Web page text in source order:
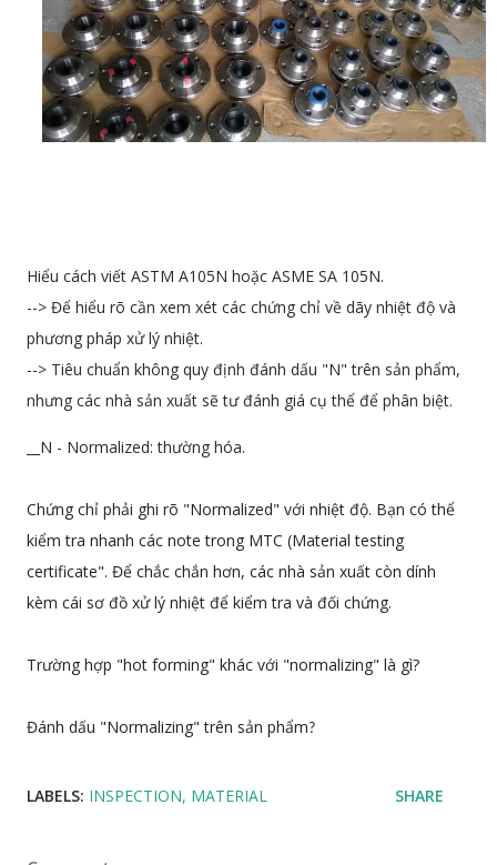
Hiểu cách viết ASTM A105N hoặc ASME SA 105N.
--> Để hiểu rõ cần xem xét các chứng chỉ về dãy nhiệt độ và
phương pháp xử lý nhiệt.
--> Tiêu chuẩn không quy định đánh dấu "N" trên sản phẩm,
nhưng các nhà sản xuất sẽ tư đánh giá cụ thể để phân biệt.
__N - Normalized: thường hóa.
Chứng chỉ phải ghi rõ "Normalized" với nhiệt độ. Bạn có thể
kiểm tra nhanh các note trong MTC (Material testing
certificate". Để chắc chắn hơn, các nhà sản xuất còn dính
kèm cái sơ đồ xử lý nhiệt để kiểm tra và đối chứng.
Trường hợp "hot forming" khác với "normalizing" là gì?
Đánh dấu "Normalizing" trên sản phẩm?
LABELS: INSPECTION MATERIAL SHARE